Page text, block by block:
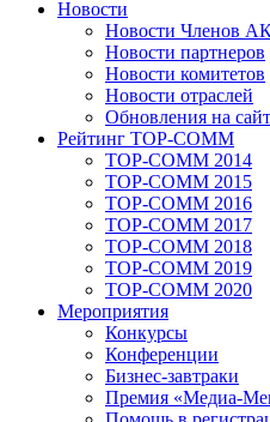
Новости
Новости Членов
Новости партнеров
Новости комитетов
Новости отраслей
Обновления на
Рейтинг TOP-COMM
TOP-COMM 2014
TOP-COMM 2015
TOP-COMM 2016
TOP-COMM 2017
TOP-COMM 2018
TOP-COMM 2019
TOP-COMM 2020
Мероприятия
Конкурсы
Конференции
Бизнес-завтраки
Премия «Медиа-